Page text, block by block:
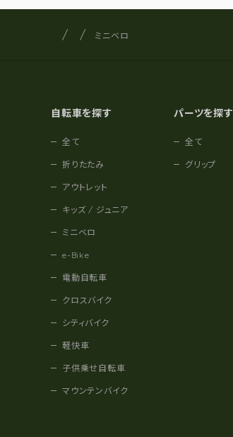
サイト内の現在地
サイクルショップナカゴヤ
ミニベロ
自転車を探す
全て
折りたたみ
アウトレット
キッズ / ジュニア
ミニベロ
e-Bike
電動自転車
クロスバイク
シティバイク
軽快車
子供乗せ自転車
マウンテンバイク
パーツを探す
全て
グリップ